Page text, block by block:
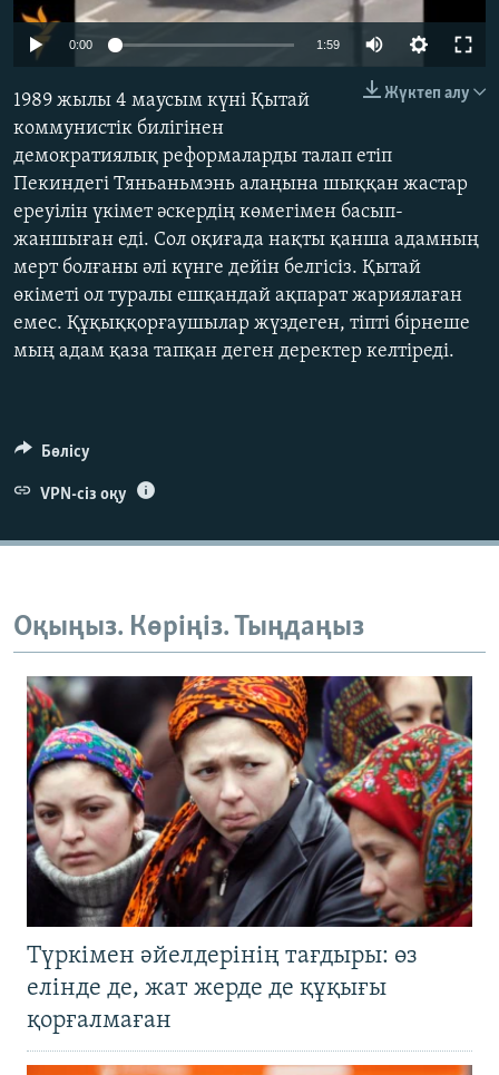
ЖАЗЫЛЫҢЫЗ
Басқа тілдерде
0:00 1:59
Жүктеп алу
1989 жылы 4 маусым күні Қытай
коммунистік билігінен
демократиялық реформаларды талап етіп
Пекиндегі Тяньаньмэнь алаңына шыққан жастар
ереуілін үкімет әскердің көмегімен басып-
жаншыған еді. Сол оқиғада нақты қанша адамның
мерт болғаны әлі күнге дейін белгісіз. Қытай
өкіметі ол туралы ешқандай ақпарат жариялаған
емес. Құқыққорғаушылар жүздеген, тіпті бірнеше
мың адам қаза тапқан деген деректер келтіреді.
Бөлісу
VPN-сіз оқу
Оқыңыз. Көріңіз. Тыңдаңыз
Түркімен әйелдерінің тағдыры: өз
елінде де, жат жерде де құқығы
қорғалмаған